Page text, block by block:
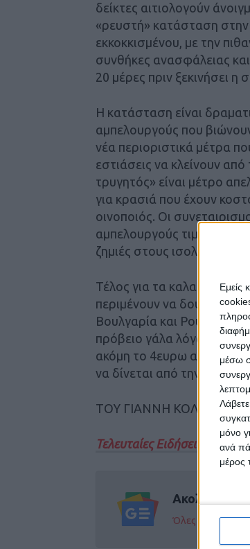
Εμείς
μέσω
μόνο
ανά
μέρος
δείκτες αιτιολογούν
«ρευστή» κατάσταση στην
εκκοκκισμένου, με την
συνθήκες ανασφάλειας
20 μέρες πριν ξεκινήσει η
Η κατάσταση είναι
αμπελουργούς που
νέα περιοριστικά μέτρα
εστιάσεις να κλείνουν
τρυγητός» είναι μέτρο
για κρασιά που έχουν
οινοποιός. Οι
αμπελουργούς τιμές
ζημιές στους
Τέλος για τα καλαμπόκια
περιμένουν να δουν πως
Βουλγαρία και Ρουμανία.
πρόβειο γάλα λόγω της
ακόμη το 4ευρω ανά ζώο
να δίνεται από την
ΤΟΥ ΓΙΑΝΝΗ ΚΟΛΛΑΤΟΥ
Τελευταίες Ειδήσεις Σήμερα
Ακολούθησε
Όλες οι